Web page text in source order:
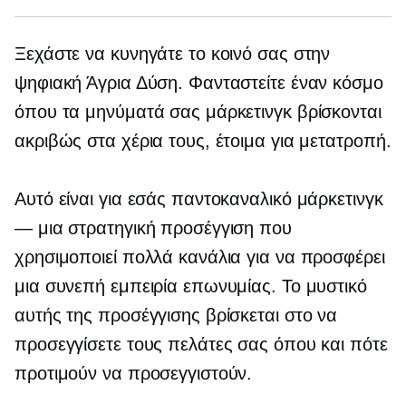
Ξεχάστε να κυνηγάτε το κοινό σας στην
ψηφιακή Άγρια Δύση. Φανταστείτε έναν κόσμο
όπου τα μηνύματά σας μάρκετινγκ βρίσκονται
ακριβώς στα χέρια τους, έτοιμα για μετατροπή.
Αυτό είναι για εσάς παντοκαναλικό μάρκετινγκ
— μια στρατηγική προσέγγιση που
χρησιμοποιεί πολλά κανάλια για να προσφέρει
μια συνεπή εμπειρία επωνυμίας. Το μυστικό
αυτής της προσέγγισης βρίσκεται στο να
προσεγγίσετε τους πελάτες σας όπου και πότε
προτιμούν να προσεγγιστούν.